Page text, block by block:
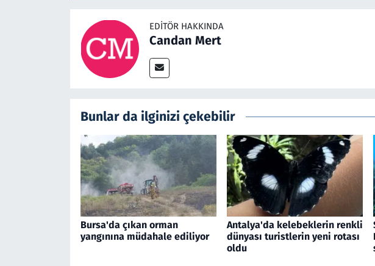
EDITÖR HAKKINDA
Candan Mert
Bunlar da ilginizi çekebilir
Bursa'da çıkan orman
yangınına müdahale ediliyor
Antalya'da kelebeklerin renkli
dünyası turistlerin yeni rotası
oldu